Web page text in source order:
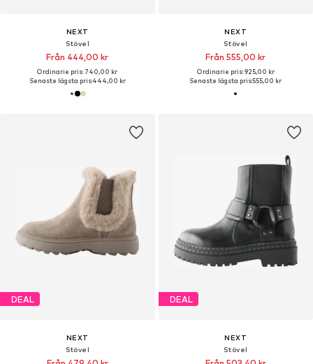
NEXT
Stövel
Från 444,00 kr
Ordinarie pris: 740,00 kr
Senaste lägsta pris:444,00 kr
NEXT
Stövel
Från 555,00 kr
Ordinarie pris: 925,00 kr
Senaste lägsta pris:555,00 kr
DEAL
NEXT
Stövel
DEAL
NEXT
Stövel